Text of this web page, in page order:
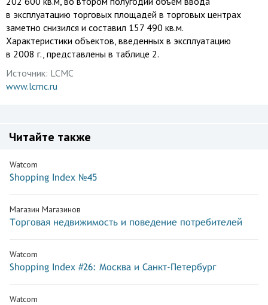
в эксплуатацию торговых площадей в торговых центрах
заметно снизился и составил 157 490 кв.м.
Характеристики объектов, введенных в эксплуатацию
в 2008 г., представлены в таблице 2.
Источник: LCMC
www.lcmc.ru
Читайте также
Watcom
Shopping Index №45
Магазин Магазинов
Торговая недвижимость и поведение потребителей
Watcom
Shopping Index #26: Москва и Санкт-Петербург
Watcom